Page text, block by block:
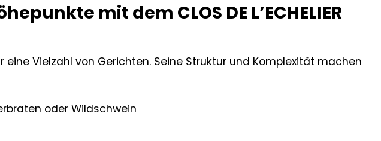
mit dem CLOS DE L’ECHELIER
Vielzahl von Gerichten. Seine Struktur und Komplexität machen
oder Wildschwein